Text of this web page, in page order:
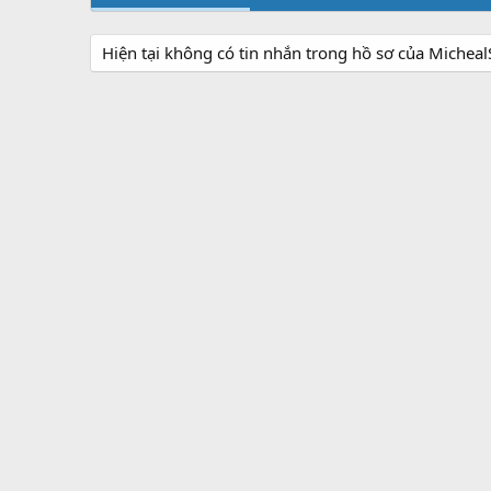
Hiện tại không có tin nhắn trong hồ sơ của